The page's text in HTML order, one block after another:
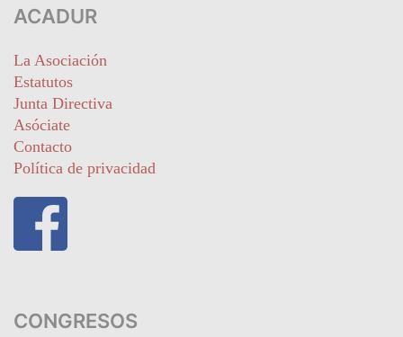
ACADUR
La Asociación
Estatutos
Junta Directiva
Asóciate
Contacto
Política de privacidad
CONGRESOS